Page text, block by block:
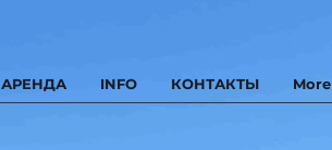
АРЕНДА INFO КОНТАКТЫ More